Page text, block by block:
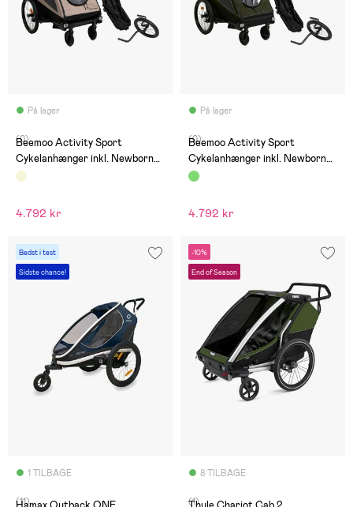
På lager
(0)
Beemoo Activity Sport
Cykelanhænger inkl. Newborn
Set, Løbesæt & Regnslag, Beige
4.792 kr
På lager
(0)
Beemoo Activity Sport
Cykelanhænger inkl. Newborn
Set, Løbesæt & Regnslag,
4.792 kr
Bedst i test
Sidste chance!
1 TILBAGE
(11)
-10%
End of Season
8 TILBAGE
(1)